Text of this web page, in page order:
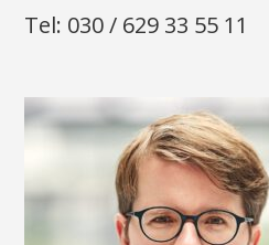
Tel: 030 / 629 33 55 11